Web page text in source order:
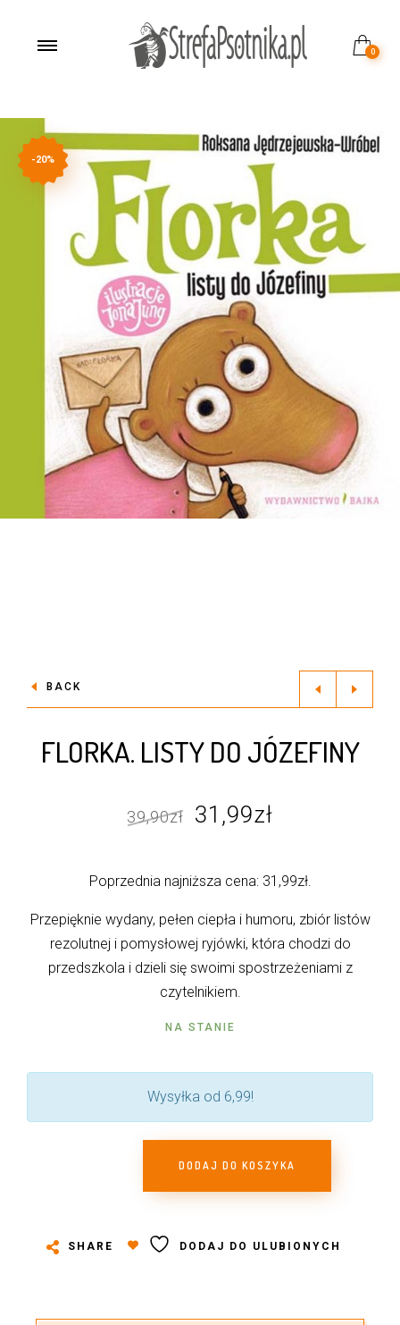
0
-20%
BACK
FLORKA. LISTY DO JÓZEFINY
39,90zł
Pierwotna
wynosiła:
39,90zł.
31,99zł
wynosi:
31,99zł.
Poprzednia najniższa cena: 31,99zł.
Przepięknie wydany, pełen ciepła i humoru, zbiór listów
rezolutnej i pomysłowej ryjówki, która chodzi do
przedszkola i dzieli się swoimi spostrzeżeniami z
czytelnikiem.
NA STANIE
Wysyłka od 6,99!
DODAJ DO KOSZYKA
SHARE DODAJ DO ULUBIONYCH